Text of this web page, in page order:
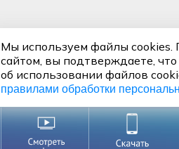
Мы используем файлы cookies.
сайтом, вы подтверждаете,
об использовании файлов
правилами обработки